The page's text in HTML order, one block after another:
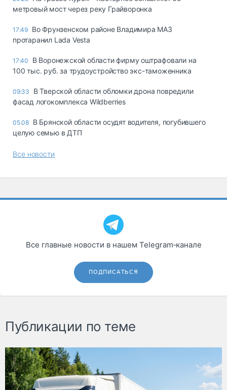
метровый мост через реку Грайворонка
17:49 Во Фрунзенском районе Владимира МАЗ
протаранил Lada Vesta
17:40
В Воронежской области фирму оштрафовали на
100 тыс. руб. за трудоустройство экс-таможенника
09:33
В Тверской области обломки дрона повредили
фасад логокомплекса Wildberries
05.08 В Брянской области осудят водителя, погубившего
целую семью в ДТП
Все новости
Все главные новости в нашем Telegram‑канале
ПОДПИСАТЬСЯ
Публикации по теме